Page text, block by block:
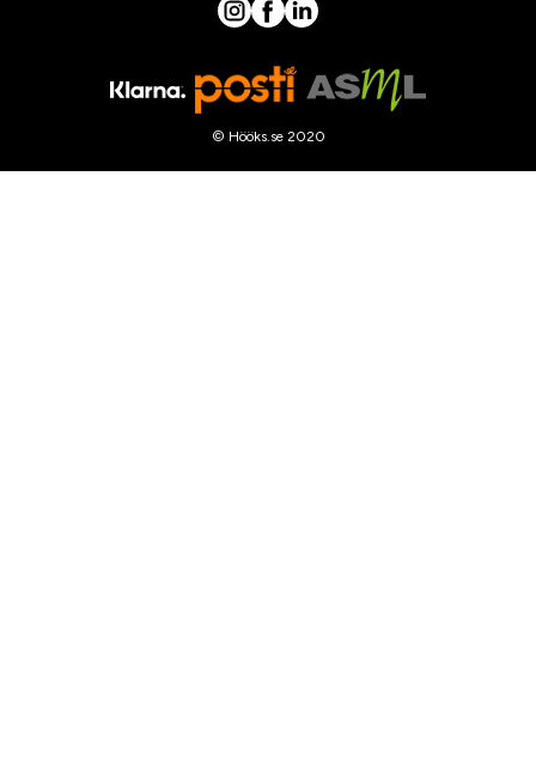
© Hööks.se 2020